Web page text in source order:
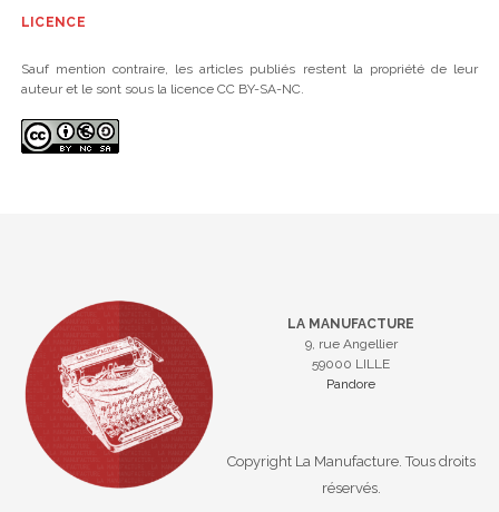
LICENCE
Sauf mention contraire, les articles publiés restent la propriété de leur
auteur et le sont sous la licence CC BY-SA-NC.
LA MANUFACTURE
9, rue Angellier
59000 LILLE
Pandore
Copyright La Manufacture. Tous droits
réservés.